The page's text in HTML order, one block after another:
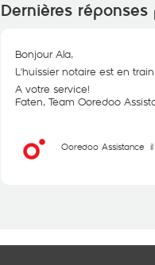
Dernières réponses
Bonjour Ala,
L'huissier notaire est en
A votre service!
Faten, Team Ooredoo
Ooredoo Assistance